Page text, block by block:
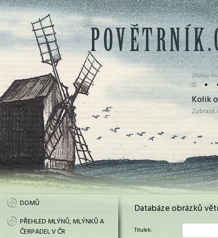
• •
Otázky
Kolik
DOMŮ
PŘEHLED MLÝNŮ, MLÝNKŮ A
ČERPADEL V ČR
Databáze obrázků
Titulek: